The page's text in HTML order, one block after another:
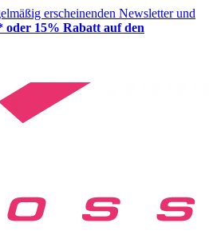
erscheinenden Newsletter und
oder 15% Rabatt auf den